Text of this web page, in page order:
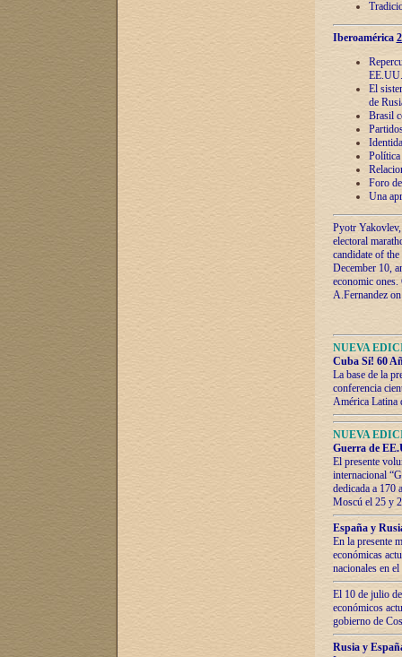
Iberoamérica
EE.UU.
El
de
Brasil
Política
Foro
Una
Pyotr
electoral
candidate of
December 10,
economic
A.Fernandez
NUEVA
Cuba Sí! 60
La base de la
conferencia
América Latina
NUEVA
Guerra de
El presente
internacional
dedicada a 170
Moscú el 25 y
España y
En la presente
económicas
nacionales en
El 10 de julio
económicos
gobierno de
Rusia y